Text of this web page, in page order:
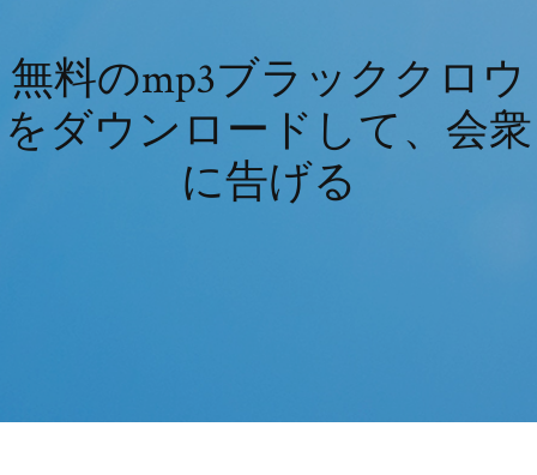
無料のmp3ブラッククロウ
をダウンロードして、会衆
に告げる